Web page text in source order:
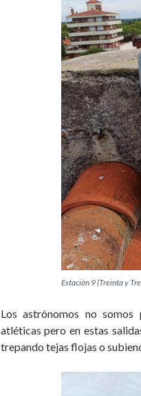
Estación 9 (Treinta y
Los astrónomos no somos
atléticas pero en estas
trepando tejas flojas o